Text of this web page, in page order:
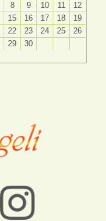
8 9 10 11
12
15 16 17 18
19
22 23 24 25
26
29 30